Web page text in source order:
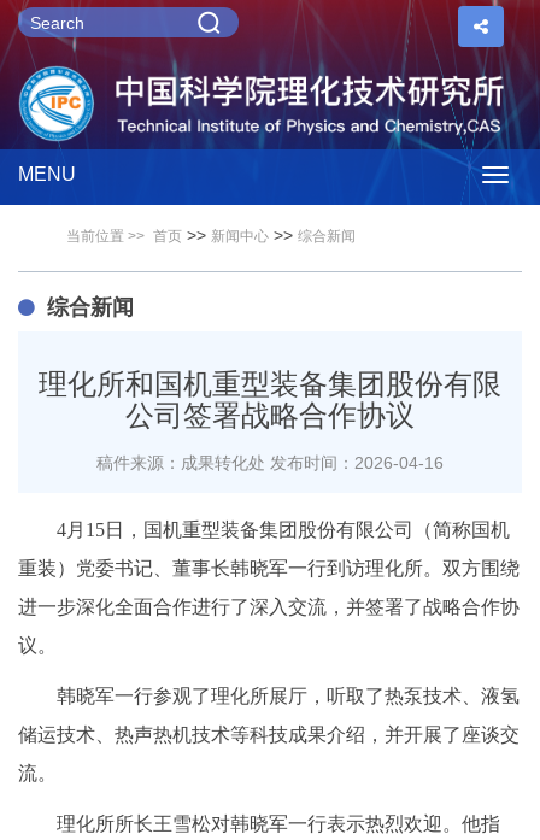
MENU
当前位置 >> 首页 >> 新闻中心 >> 综合新闻
综合新闻
理化所和国机重型装备集团股份有限
公司签署战略合作协议
稿件来源：成果转化处 发布时间：2026-04-16
4月15日，国机重型装备集团股份有限公司（简称国机
重装）党委书记、董事长韩晓军一行到访理化所。双方围绕
进一步深化全面合作进行了深入交流，并签署了战略合作协
议。
韩晓军一行参观了理化所展厅，听取了热泵技术、液氢
储运技术、热声热机技术等科技成果介绍，并开展了座谈交
流。
理化所所长王雪松对韩晓军一行表示热烈欢迎。他指